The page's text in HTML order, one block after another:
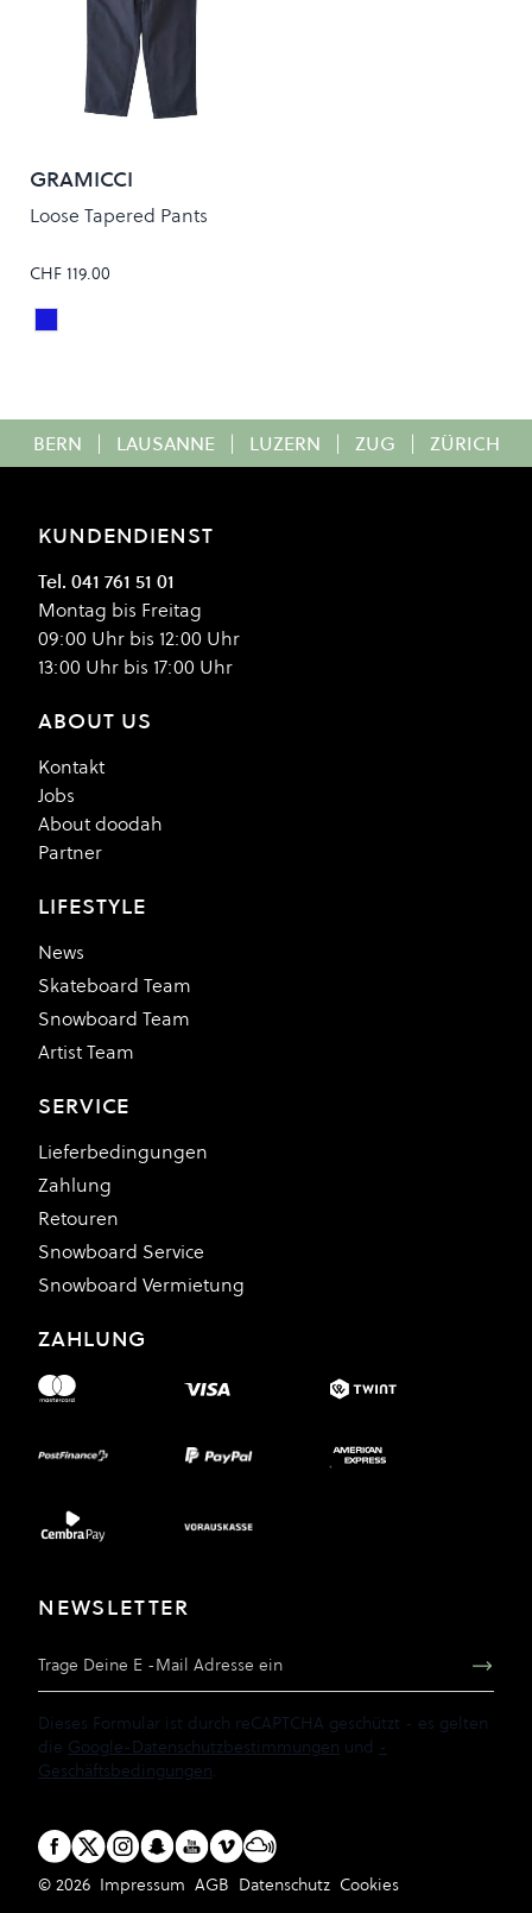
GRAMICCI
Loose Tapered Pants
CHF 119.00
Colour
Double Navy
BERN | LAUSANNE | LUZERN | ZUG | ZÜRICH
KUNDENDIENST
Tel. 041 761 51 01
Montag bis Freitag
09:00 Uhr bis 12:00 Uhr
13:00 Uhr bis 17:00 Uhr
ABOUT US
Kontakt
Jobs
About doodah
Partner
LIFESTYLE
News
Skateboard Team
Snowboard Team
Artist Team
SERVICE
Lieferbedingungen
Zahlung
Retouren
Snowboard Service
Snowboard Vermietung
ZAHLUNG
NEWSLETTER
Dieses Formular ist durch reCAPTCHA geschützt - es gelten
die Google-Datenschutzbestimmungen und -
Geschäftsbedingungen.
© 2026 Impressum AGB Datenschutz Cookies